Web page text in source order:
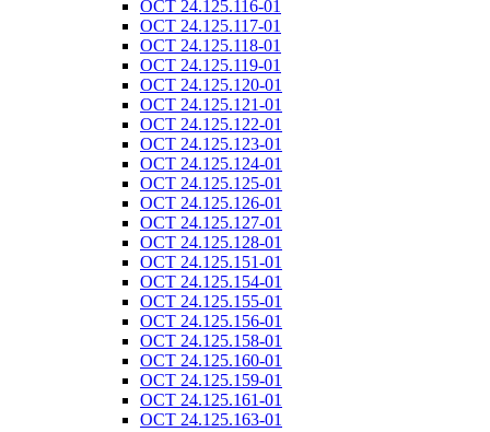
ОСТ 24.125.116-01
ОСТ 24.125.117-01
ОСТ 24.125.118-01
ОСТ 24.125.119-01
ОСТ 24.125.120-01
ОСТ 24.125.121-01
ОСТ 24.125.122-01
ОСТ 24.125.123-01
ОСТ 24.125.124-01
ОСТ 24.125.125-01
ОСТ 24.125.126-01
ОСТ 24.125.127-01
ОСТ 24.125.128-01
ОСТ 24.125.151-01
ОСТ 24.125.154-01
ОСТ 24.125.155-01
ОСТ 24.125.156-01
ОСТ 24.125.158-01
ОСТ 24.125.160-01
ОСТ 24.125.159-01
ОСТ 24.125.161-01
ОСТ 24.125.163-01